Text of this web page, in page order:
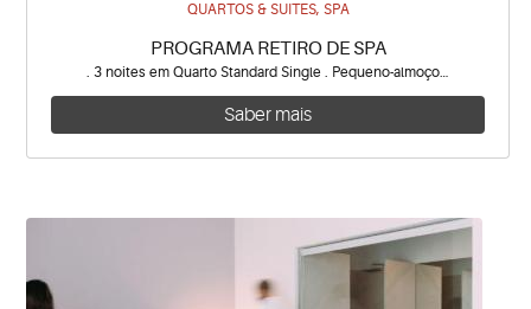
QUARTOS & SUITES, SPA
PROGRAMA RETIRO DE SPA
. 3 noites em Quarto Standard Single . Pequeno-almoço…
Saber mais